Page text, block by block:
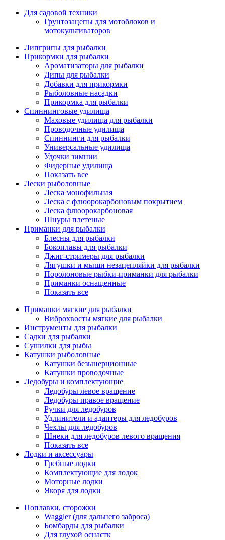
Для садовой техники
Грунтозацепы для мотоблоков и
мотокультиваторов
Липгрипы для рыбалки
Прикормки для рыбалки
Ароматизаторы для рыбалки
Дипы для рыбалки
Добавки для прикормки
Рыболовные насадки
Прикормка для рыбалки
Спиннинговые удилища
Маховые удилища для рыбалки
Проводочные удилища
Спиннинги для рыбалки
Универсальные удилища
Удочки зимнии
Фидерные удилища
Показать все
Лески рыболовные
Леска монофильная
Леска с флюорокарбоновым покрытием
Леска флюорокарбоновая
Шнуры плетеные
Приманки для рыбалки
Блесны для рыбалки
Бокоплавы для рыбалки
Джиг-стримеры для рыбалки
Лягушки и мыши незацепляйки для рыбалки
Поролоновые рыбки-приманки для рыбалки
Приманки оснащенные
Показать все
Приманки мягкие для рыбалки
Виброхвосты мягкие для рыбалки
Инструменты для рыбалки
Садки для рыбалки
Сушилки для рыбы
Катушки рыболовные
Катушки безынерционные
Катушки проводочные
Ледобуры и комплектующие
Ледобуры левое вращение
Ледобуры правое вращение
Ручки для ледобуров
Удлинители и адаптеры для ледобуров
Чехлы для ледобуров
Шнеки для ледобуров левого вращения
Показать все
Лодки и аксессуары
Гребные лодки
Комплектующие для лодок
Моторные лодки
Якоря для лодки
Поплавки, сторожки
Waggler (для дальнего заброса)
Бомбарды для рыбалки
Для глухой оснастк